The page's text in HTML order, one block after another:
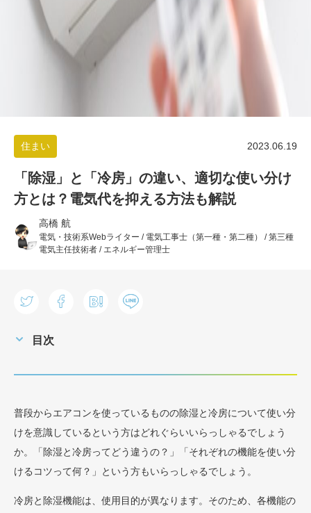
2023.06.19
住まい
「除湿」と「冷房」の違い、適切な使い分け
方とは？電気代を抑える方法も解説
高橋 航
電気・技術系Webライター / 電気工事士（第一種・第二種） / 第三種
電気主任技術者 / エネルギー管理士
目次
普段からエアコンを使っているものの除湿と冷房について使い分
けを意識しているという方はどれぐらいいらっしゃるでしょう
か。「除湿と冷房ってどう違うの？」「それぞれの機能を使い分
けるコツって何？」という方もいらっしゃるでしょう。
冷房と除湿機能は、使用目的が異なります。そのため、各機能の